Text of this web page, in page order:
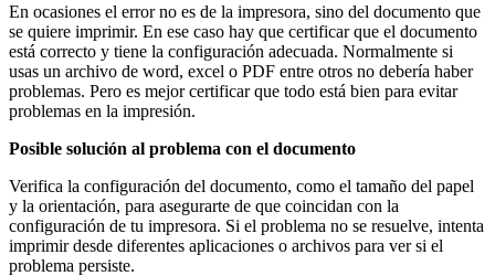
En ocasiones el error no es de la impresora, sino del documento que
se quiere imprimir. En ese caso hay que certificar que el documento
está correcto y tiene la configuración adecuada. Normalmente si
usas un archivo de word, excel o PDF entre otros no debería haber
problemas. Pero es mejor certificar que todo está bien para evitar
problemas en la impresión.
Posible solución al problema con el documento
Verifica la configuración del documento, como el tamaño del papel
y la orientación, para asegurarte de que coincidan con la
configuración de tu impresora. Si el problema no se resuelve, intenta
imprimir desde diferentes aplicaciones o archivos para ver si el
problema persiste.